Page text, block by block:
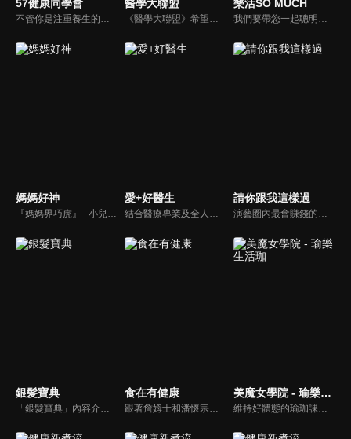
57健康同學會 醫學大聯盟 樂活SO MUCH
媽媽好神
『媽媽界巧虎』─小兒科醫師黃瑽寧，『國民媽媽』─鍾欣凌，兩人領軍擁有十八般武藝的好神媽媽團，為全台媽媽們發聲，所有育兒新知，家庭秘辛，全家大小健康，都會在《媽媽好神》一一解惑！
愛+好醫生
結合醫療專業及全人關懷的新型態節目，主持人黃瑽寧醫師親訪家庭，跨領域醫療顧問團全方位檢視，提供最完整、實用和正確的資訊來守護孩子的健康。
請你跟我這樣過
演藝圈內最會賺錢的侯昌明，以親身經歷教你理財；採訪經歷豐沛的黃文華，把所見所聞通通報你哉。不論是理財知識、兩性問題、生活資訊，完全貼近市井小民的所需所求，保證讓你生活過更好！
銀髮寶典
「銀髮寶典」內容介紹銀髮族相關的醫療知識，讓爺爺奶奶們能了解銀髮族常見的疾病、或是身體常遇到的問題，並邀請專業的醫師上節目解答，詳細深入且淺顯易懂的方式講述給各位爺爺奶奶們。為銀髮族的身體健康預防把關，讓爺爺奶奶能有一個樂活的退休生活。
食在有健康
跟著詹姆士和潘懷宗博士就能輕鬆學料理！只是品嚐美食之餘，身體健康也要懂得把關，每集都會傳授生活健康資訊，破除一般飲食迷思，讓大家吃得美味、活得健康！
美魔女學院 - 瑜樂生活珈
維持好體態的瑜珈課程，有著豐富的瑜珈姿勢，伸展筋骨舒緩全身疲勞，緊緻肌肉線條，不只能雕塑美美的身材也能夠讓身心靈都暢快健康，跟上我們的腳步一起踏上瑜樂生活珈，輕鬆好上手，快樂享瘦！